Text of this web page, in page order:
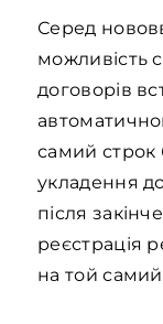
Серед
можливість
договорів
самий строк
укладення
після
реєстрація
на той